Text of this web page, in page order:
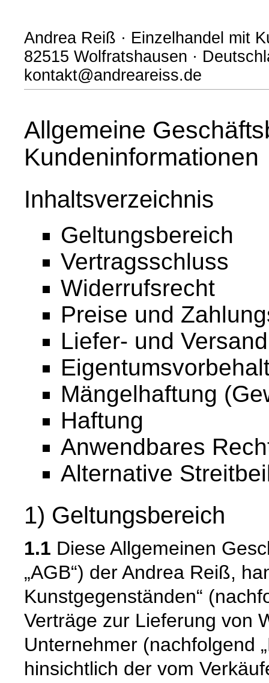
Andrea Reiß · Einzelhandel mit
82515 Wolfratshausen ·
kontakt@andreareiss.de
Allgemeine
Kundeninformationen
Inhaltsverzeichnis
Geltungsbereich
Vertragsschluss
Widerrufsrecht
Preise und
Liefer- und
Mängelhaftung
Haftung
Anwendbares
Alternative
1) Geltungsbereich
1.1 Diese Allgemeinen
„AGB“) der Andrea Reiß,
Kunstgegenständen“
Verträge zur Lieferung von
Unternehmer (nachfolgend
hinsichtlich der vom